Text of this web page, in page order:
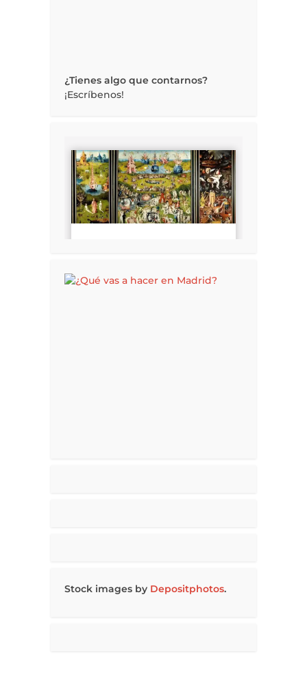
¿Tienes algo que contarnos?
¡Escríbenos!
Stock images by Depositphotos.